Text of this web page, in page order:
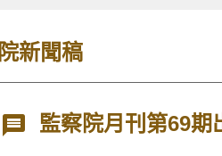
院新聞稿
監察院月刊第69期